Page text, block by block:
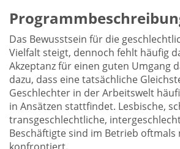
Das Bewusstsein für die
Vielfalt steigt, dennoch fehlt häufig
Akzeptanz für einen guten Umgang
dazu, dass eine tatsächliche
Geschlechter in der Arbeitswelt
in Ansätzen stattfindet. Lesbische,
transgeschlechtliche,
Beschäftigte sind im Betrieb